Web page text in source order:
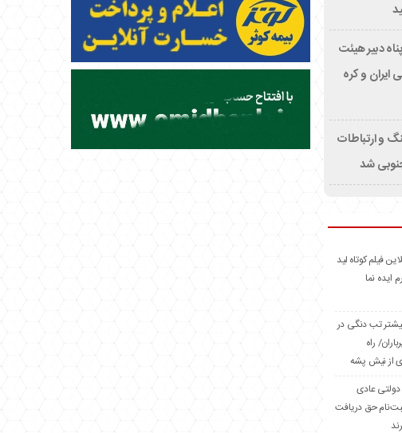
دبیر هیئت
و کره
و ارتباطات
شد
فیلم کوتاه لید
ایده نما
تب دنگی در
راه
از نیش پشه
عادی
حق دریافت